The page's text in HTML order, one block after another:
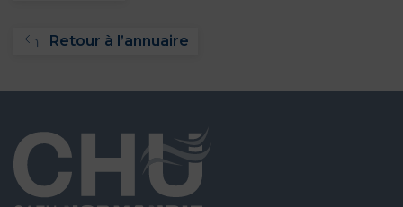
Retour à l’annuaire